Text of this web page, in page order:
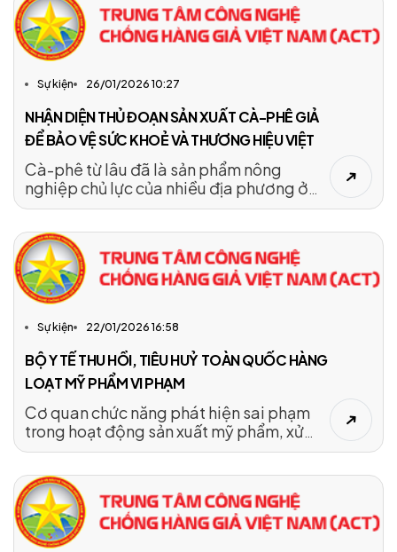
Sự kiện 26/01/2026 10:27
NHẬN DIỆN THỦ ĐOẠN SẢN XUẤT CÀ-PHÊ GIẢ
ĐỂ BẢO VỆ SỨC KHOẺ VÀ THƯƠNG HIỆU VIỆT
Cà-phê từ lâu đã là sản phẩm nông
nghiệp chủ lực của nhiều địa phương ở
Tây Nguyên, không chỉ có giá trị kinh tế
trong thời gian gần đây, nhiều cơ sở sản
xuất bất chính đã lợi dụng tâm lý chuộng
hàng giá rẻ để tung ra thị trường các sản
phẩm cà-phê pha tạp, kém chất lượng.
Sự kiện 22/01/2026 16:58
BỘ Y TẾ THU HỒI, TIÊU HUỶ TOÀN QUỐC HÀNG
LOẠT MỸ PHẨM VI PHẠM
Cơ quan chức năng phát hiện sai phạm
trong hoạt động sản xuất mỹ phẩm, xử
phạt Công ty GAMMA gần 100 triệu đồng